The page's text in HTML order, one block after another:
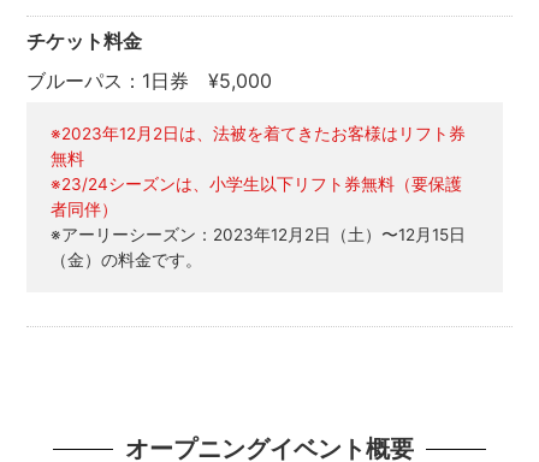
チケット料金
ブルーパス：1日券 ¥5,000
※2023年12月2日は、法被を着てきたお客様はリフト券
無料
※23/24シーズンは、小学生以下リフト券無料（要保護
者同伴）
※アーリーシーズン：2023年12月2日（土）〜12月15日
（金）の料金です。
オープニングイベント概要